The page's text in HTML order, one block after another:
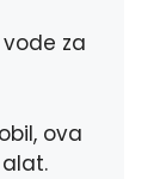
za
ova